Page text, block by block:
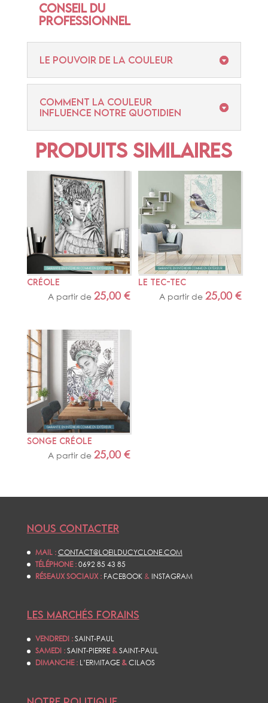
Conseil du
professionnel
Le pouvoir de la couleur
Comment la couleur
influence notre quotidien
Produits similaires
CRÉOLE
A partir de 25,00 €
LE TEC-TEC
A partir de25,00€
SONGE CRÉOLE
A partir de 25,00 €
NOUS CONTACTER
MAIL :CONTACT@LOEILDUCYCLONE.COM
TÉLÉPHONE :0692 85 43 85
RÉSEAUX SOCIAUX : FACEBOOK& INSTAGRAM
LES MARCHÉS FORAINS
VENDREDI :SAINT-PAUL
SAMEDI :SAINT-PIERRE&SAINT-PAUL
DIMANCHE : L’ERMITAGE &CILAOS